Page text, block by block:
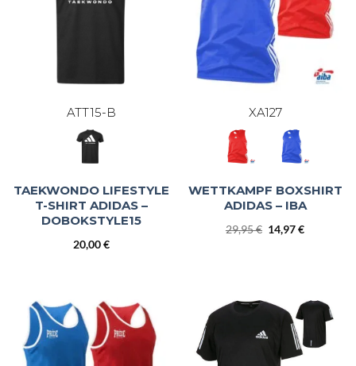
ATT15-B
TAEKWONDO LIFESTYLE
T-SHIRT ADIDAS –
DOBOKSTYLE15
20,00€
XA127
WETTKAMPF BOXSHIRT
ADIDAS – IBA
29,95€ Ursprünglicher
14,97€Aktueller